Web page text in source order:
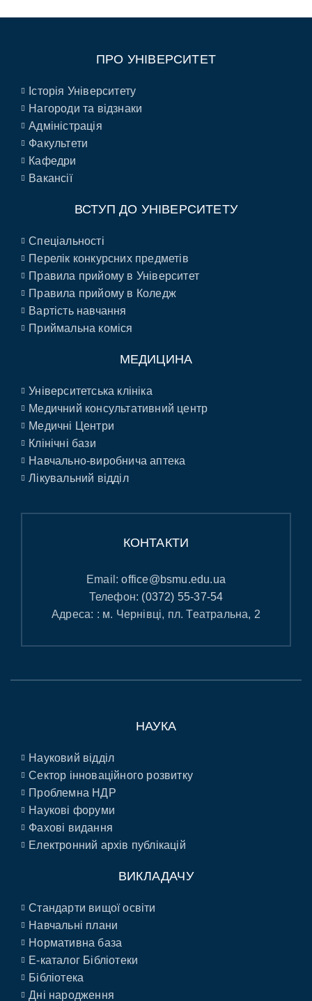
ПРО УНІВЕРСИТЕТ
Історія Університету
Нагороди та відзнаки
Адміністрація
Факультети
Кафедри
Вакансії
ВСТУП ДО УНІВЕРСИТЕТУ
Спеціальності
Перелік конкурсних предметів
Правила прийому в Університет
Правила прийому в Коледж
Вартість навчання
Приймальна коміся
МЕДИЦИНА
Університетська клініка
Медичний консультативний центр
Медичні Центри
Клінічні бази
Навчально-виробнича аптека
Лікувальний відділ
КОНТАКТИ
Email:office@bsmu.edu.ua
Телефон: (0372) 55-37-54
Адреса: : м. Чернівці, пл. Театральна, 2
НАУКА
Науковий відділ
Сектор інноваційного розвитку
Проблемна НДР
Наукові форуми
Фахові видання
Електронний архів публікацій
ВИКЛАДАЧУ
Стандарти вищої освіти
Навчальні плани
Нормативна база
E-каталог Бібліотеки
Бібліотека
Дні народження